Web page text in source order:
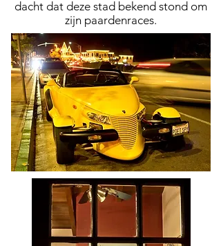
dacht dat deze stad bekend stond om
zijn paardenraces.